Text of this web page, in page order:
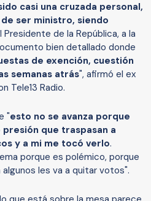
casi una cruzada personal,
ser ministro, siendo
Presidente de la República, a la
bien detallado donde
de exención, cuestión
semanas atrás", afirmó el ex
Tele13 Radio.
"esto no se avanza porque
que traspasan a
y a mi me tocó verlo.
porque es polémico, porque
les va a quitar votos".